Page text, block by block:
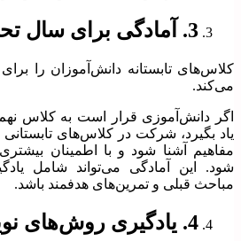
3. آمادگی برای سال تحصیلی آینده
کلاس‌های تابستانه دانش‌آموزان را
می‌کند.
اگر دانش‌آموزی قرار است به کلاس نهم
یاد بگیرد، شرکت در کلاس‌های تابستانی
مفاهیم آشنا شود و با اطمینان
شود. این آمادگی می‌تواند شامل
مباحث قبلی و تمرین‌های هدفمند باشد.
4. یادگیری روش‌های نوین